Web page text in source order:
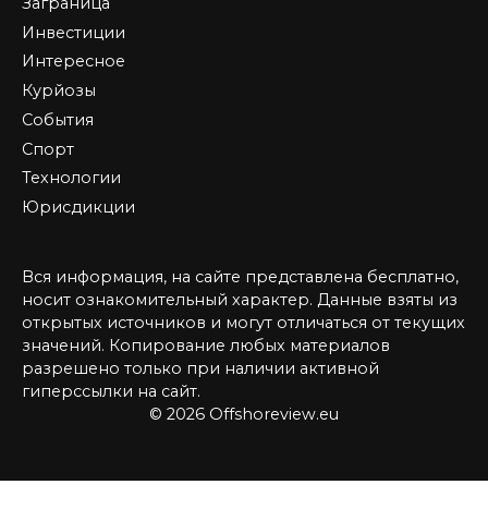
Инвестиции
Интересное
Курйозы
События
Спорт
Технологии
Юрисдикции
Вся информация, на сайте представлена бесплатно,
носит ознакомительный характер. Данные взяты из
открытых источников и могут отличаться от текущих
значений. Копирование любых материалов
разрешено только при наличии активной
гиперссылки на сайт.
© 2026 Offshoreview.eu